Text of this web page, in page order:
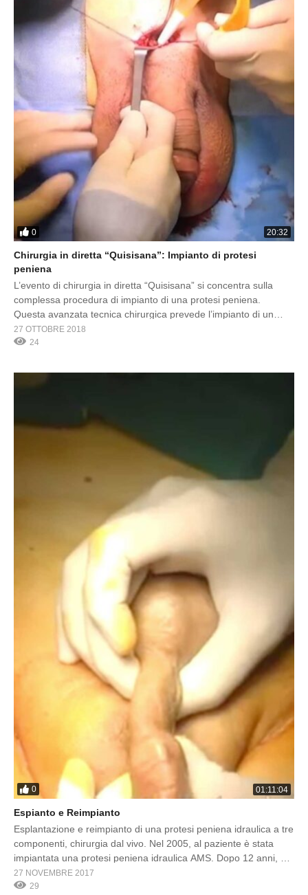
0 20:32
Chirurgia in diretta “Quisisana”: Impianto di protesi
peniena
L’evento di chirurgia in diretta “Quisisana” si concentra sulla
complessa procedura di impianto di una protesi peniena.
Questa avanzata tecnica chirurgica prevede l’impianto di un
dispositivo progettato per affrontare gravi disfunzioni erettili,
ripristinando sia la funzionalità che la fiducia del paziente. La
professionisti medici di osservare tecniche […]
27 OTTOBRE 2018
24
0 01:11:04
Espianto e Reimpianto
Esplantazione e reimpianto di una protesi peniena idraulica a tre
componenti, chirurgia dal vivo. Nel 2005, al paziente è stata
impiantata una protesi peniena idraulica AMS. Dopo 12 anni, a
causa di un incidente, il dispositivo ha smesso di funzionare. Il
Professor Gabriele Antonini ha eseguito un intervento chirurgico
27 NOVEMBRE 2017
29